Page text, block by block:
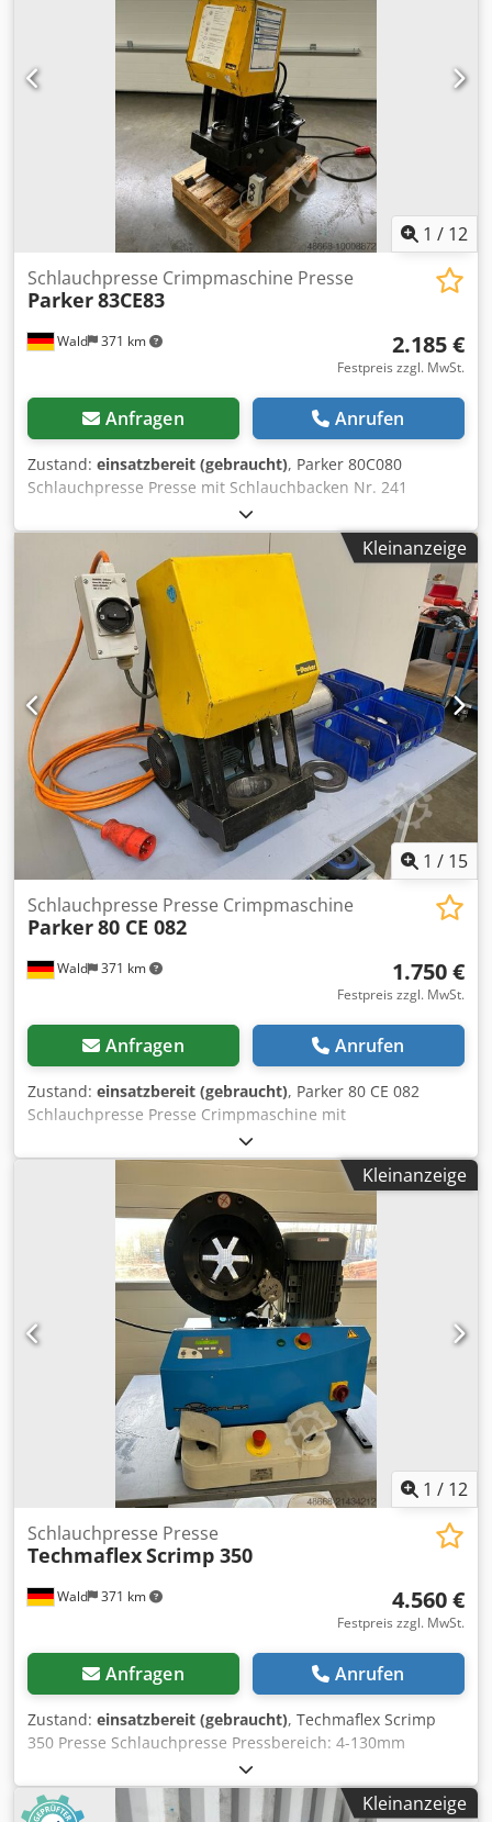
Perdinaxbeschichtung.
1 / 12
Wald 371 km
Schlauchpresse Crimpmaschine Presse
Parker83CE83
2.185 €
Festpreis zzgl. MwSt.
Anfragen Anrufen
Zustand: einsatzbereit (gebraucht), Parker 80C080
Schlauchpresse Presse mit Schlauchbacken Nr. 241
Schlauchgrößen: 1/4 " - 2" Leistung: 3 kW Sie können gerne
zu einer Besichtigung vorbeikommen. Sie erhalten eine
ordentliche Rechnung. Für Ausländische Kunden kann
auch eine Nettorechnung erstellt werden. Vorraussetzung
ist eine gültige Ust.Indent.Nr. Zwischenverkauf
vorbehalten. Dcjdslvrlkjpfx Abmjk Besuchen Sie unseren
Shop und sehen Sie sich auch unsere weiteren Angebote
an. Angegebene Firmennamen und Warenzeichen sind
Eigentum Ihrer Inhaber und dienen lediglich zur
Identifikation und Beschreibung der Produkte.
Abweichungen von technischen Daten sowie Irrtümer in
der Beschreibung des Artikels können passieren und
bleiben vorbehalten
Kleinanzeige
1 / 15
Wald 371 km
Schlauchpresse Presse Crimpmaschine
Parker80 CE 082
1.750 €
Festpreis zzgl. MwSt.
Anfragen Anrufen
Zustand: einsatzbereit (gebraucht), Parker 80 CE 082
Schlauchpresse Presse Crimpmaschine mit
Schlauchbacken Leistung: 1,5 kW Backengrößen: 1/2" ; 3/8"
; 3/4" ; 1" ; 1/4" Dedpfx Asu Hidkebmsck Sie können gerne
zu einer Besichtigung vorbeikommen. Gerne können wir
für Sie eine Kostengünstige Spedition organisieren! Sie
erhalten eine ordentliche Rechnung. Für Ausländische
Kunden kann auch eine Nettorechnung erstellt werden.
Vorraussetzung ist eine gültige Ust.Indent.Nr.
Zwischenverkauf vorbehalten. Besuchen Sie unseren Shop
und sehen Sie sich auch unsere weiteren Angebote an.
Angegebene Firmennamen und Warenzeichen sind
Eigentum Ihrer Inhaber und dienen lediglich zur
Identifikation und Beschreibung der Produkte.
Abweichungen von technischen Daten sowie Irrtümer in
der Beschreibung des Artikels können passieren und
bleiben vorbehalten.
Kleinanzeige
1 / 12
Wald 371 km
Schlauchpresse Presse
TechmaflexScrimp 350
4.560 €
Festpreis zzgl. MwSt.
Anfragen Anrufen
Zustand: einsatzbereit (gebraucht), Techmaflex Scrimp
350 Presse Schlauchpresse Pressbereich: 4-130mm
Öffnung mit Backen: +54mm Presskraft: 350 t Öffnung
ohne Backen: 180mm Länge der Grundbacken: 115mm
Abmessungen: 765mm x 400mm x 750mm Gewicht: ca. 262
Kleinanzeige